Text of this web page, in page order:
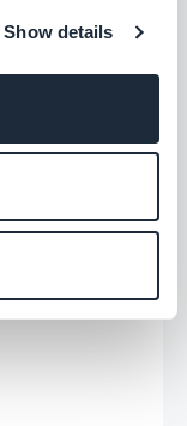
Show details